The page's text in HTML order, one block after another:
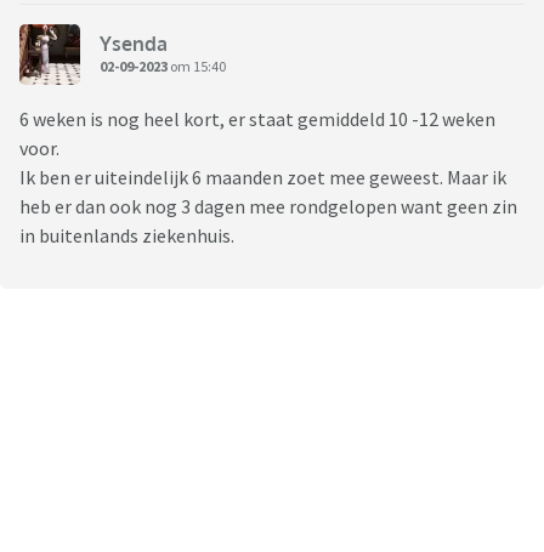
Ysenda
02-09-2023 om 15:40
6 weken is nog heel kort, er staat gemiddeld 10 -12 weken
voor.
Ik ben er uiteindelijk 6 maanden zoet mee geweest. Maar ik
heb er dan ook nog 3 dagen mee rondgelopen want geen zin
in buitenlands ziekenhuis.